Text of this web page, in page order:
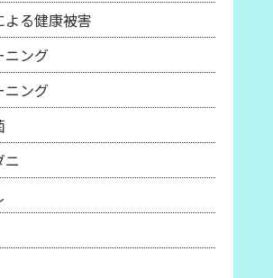
る健康被害
ニング
ニング
ニ